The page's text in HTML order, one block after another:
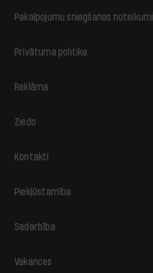
Pakalpojumu sniegšanas noteikumi
Privātuma politika
Reklāma
Ziedo
Kontakti
Piekļūstamība
Sadarbība
Vakances